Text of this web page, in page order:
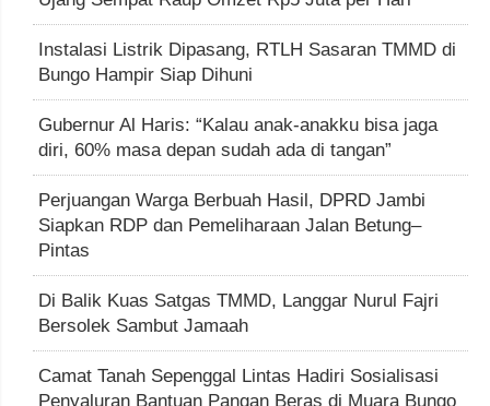
Instalasi Listrik Dipasang, RTLH Sasaran TMMD di
Bungo Hampir Siap Dihuni
Gubernur Al Haris: “Kalau anak-anakku bisa jaga
diri, 60% masa depan sudah ada di tangan”
Perjuangan Warga Berbuah Hasil, DPRD Jambi
Siapkan RDP dan Pemeliharaan Jalan Betung–
Pintas
Di Balik Kuas Satgas TMMD, Langgar Nurul Fajri
Bersolek Sambut Jamaah
Camat Tanah Sepenggal Lintas Hadiri Sosialisasi
Penyaluran Bantuan Pangan Beras di Muara Bungo